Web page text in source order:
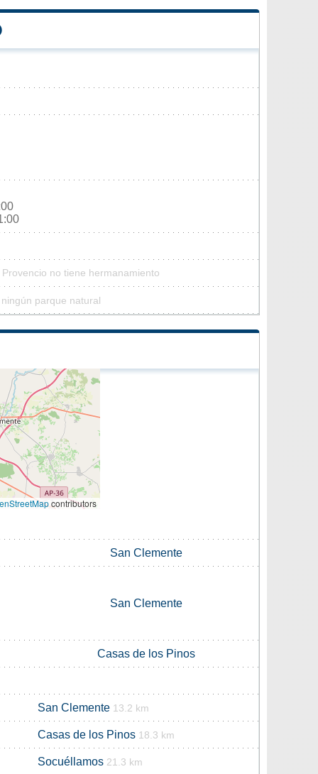
no tiene hermanamiento
parque natural
contributors
San Clemente
San Clemente
Casas de los Pinos
San Clemente 13.2 km
Casas de los Pinos 18.3 km
Socuéllamos 21.3 km